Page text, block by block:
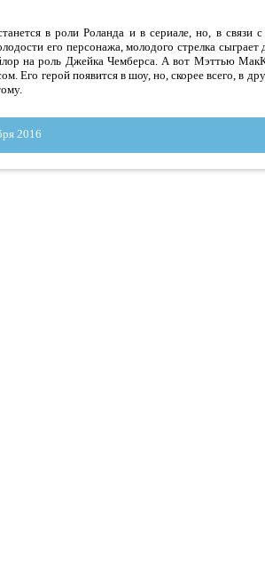
в роли Роланда и в сериале, но, в связи
его персонажа, молодого стрелка сыграет
на роль Джейка Чемберса. А вот Мэттью
Его герой появится в шоу, но, скорее всего, в
2016